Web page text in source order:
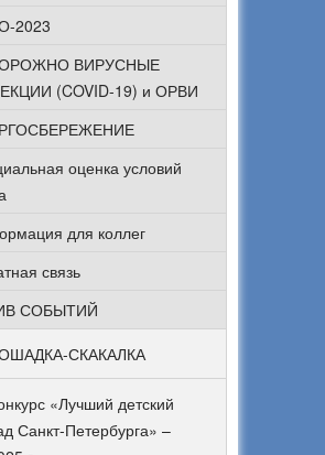
2023
ВИРУСНЫЕ
(COVID-19) и ОРВИ
оценка условий
для коллег
связь
СОБЫТИЙ
СКАКАЛКА
«Лучший детский
Санкт-Петербурга» –